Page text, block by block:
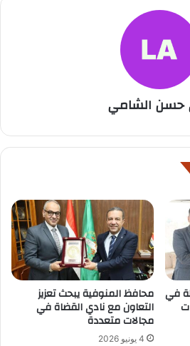
حسن الشامي
في محافظ المنوفية يبحث تعزيز
التعاون مع نادي القضاة في
مجالات متعددة
4 يونيو 2026